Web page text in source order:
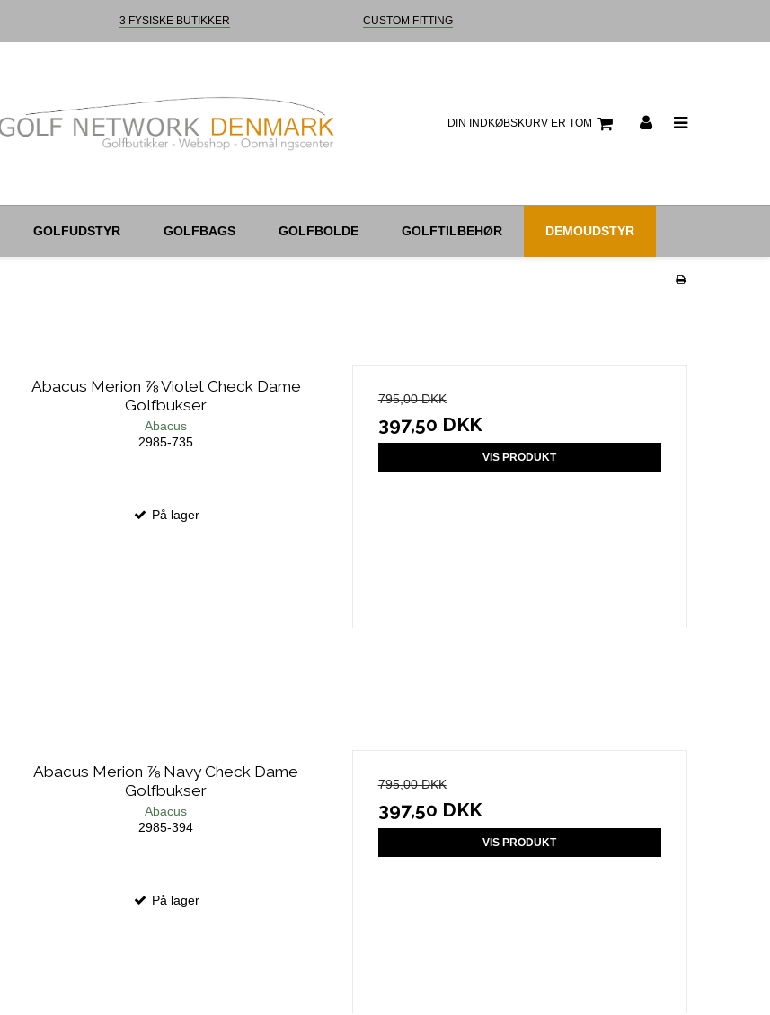
3 FYSISKE BUTIKKER CUSTOM FITTING
DIN INDKØBSKURV ER TOM
GOLFUDSTYR GOLFBAGS GOLFBOLDE GOLFTILBEHØR DEMOUDSTYR
Abacus Merion ⅞ Violet Check Dame
Golfbukser
Abacus
2985-735
På lager
795,00 DKK
397,50 DKK
VIS PRODUKT
Abacus Merion ⅞ Navy Check Dame
Golfbukser
Abacus
2985-394
På lager
795,00 DKK
397,50 DKK
VIS PRODUKT